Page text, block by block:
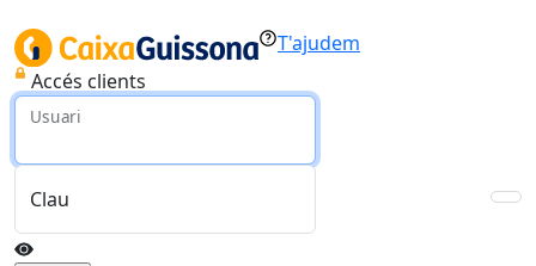
T'ajudem
Accés clients
Usuari
Clau